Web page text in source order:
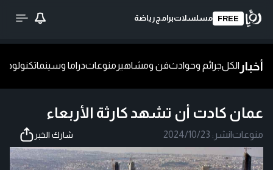
FREE مسلسلاتبرامج رياضة
أخبار الكلجرائم وحوادثفن ومشاهير منوعاتدراما وسينماتكنولوجيا
عمان كادت أن تشهد كارثة الأربعاء
منوعات|نشر: 2024/10/23 شارك الخبر